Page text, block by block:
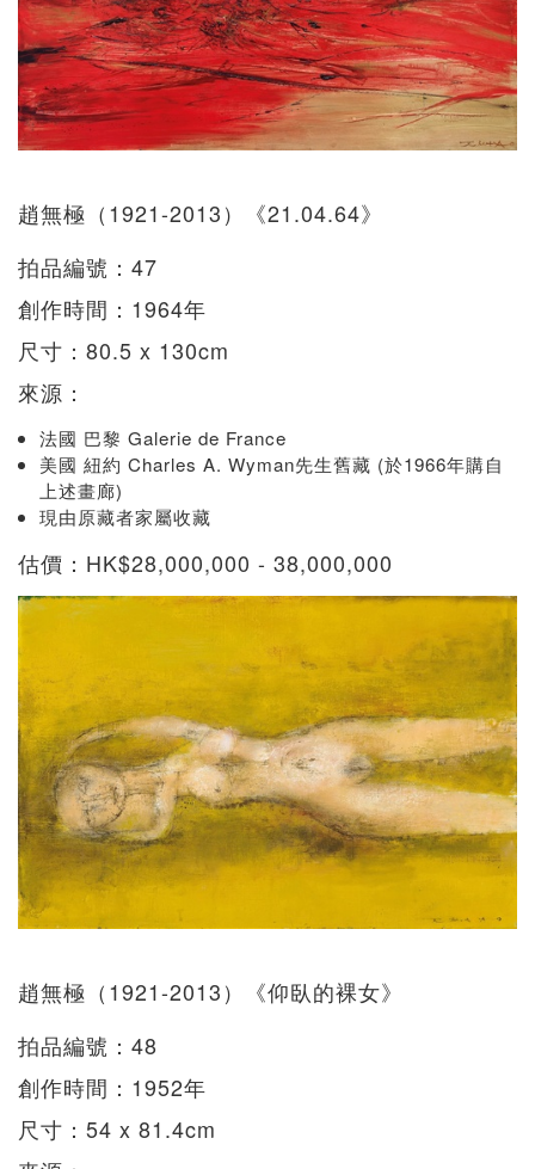
趙無極（1921-2013）《21.04.64》
拍品編號：47
創作時間：1964年
尺寸：80.5 x 130cm
來源：
法國 巴黎 Galerie de France
美國 紐約 Charles A. Wyman先生舊藏 (於1966年購自
上述畫廊)
現由原藏者家屬收藏
估價：HK$28,000,000 - 38,000,000
趙無極（1921-2013）《仰臥的裸女》
拍品編號：48
創作時間：1952年
尺寸：54 x 81.4cm